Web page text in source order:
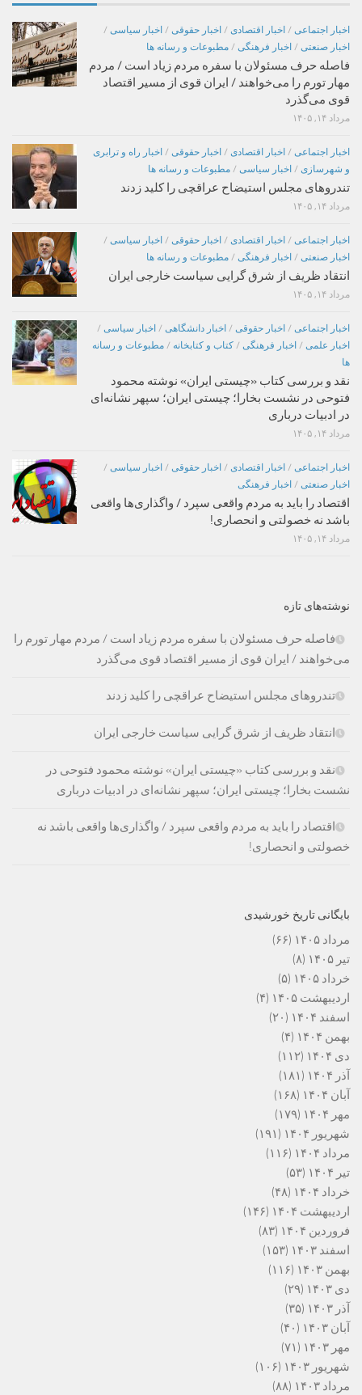
اخبار اجتماعی / اخبار اقتصادی / اخبار حقوقی / اخبار سیاسی /
اخبار صنعتی / اخبار فرهنگی / مطبوعات و رسانه ها
فاصله حرف مسئولان با سفره مردم زیاد است / مردم
مهار تورم را می‌خواهند / ایران قوی از مسیر اقتصاد
قوی می‌گذرد
مرداد ۱۴, ۱۴۰۵
اخبار اجتماعی / اخبار اقتصادی / اخبار حقوقی / اخبار راه و ترابری
و شهرسازی / اخبار سیاسی / مطبوعات و رسانه ها
تندروهای مجلس استیضاح عراقچی را کلید زدند
مرداد ۱۴, ۱۴۰۵
اخبار اجتماعی / اخبار اقتصادی / اخبار حقوقی / اخبار سیاسی /
اخبار صنعتی / اخبار فرهنگی / مطبوعات و رسانه ها
انتقاد ظریف از شرق گرایی سیاست خارجی ایران
مرداد ۱۴, ۱۴۰۵
اخبار اجتماعی / اخبار حقوقی / اخبار دانشگاهی / اخبار سیاسی /
اخبار علمی / اخبار فرهنگی / کتاب و کتابخانه / مطبوعات و رسانه
ها
نقد و بررسی کتاب «چیستی ایران» نوشته محمود
فتوحی در نشست بخارا؛ چیستی ایران؛ سپهر نشانه‌ای
در ادبیات درباری
مرداد ۱۴, ۱۴۰۵
اخبار اجتماعی / اخبار اقتصادی / اخبار حقوقی / اخبار سیاسی /
اخبار صنعتی / اخبار فرهنگی
اقتصاد را باید به مردم واقعی سپرد / واگذاری‌ها واقعی
باشد نه خصولتی و انحصاری!
مرداد ۱۴, ۱۴۰۵
نوشته‌های تازه
فاصله حرف مسئولان با سفره مردم زیاد است / مردم مهار تورم را
می‌خواهند / ایران قوی از مسیر اقتصاد قوی می‌گذرد
تندروهای مجلس استیضاح عراقچی را کلید زدند
انتقاد ظریف از شرق گرایی سیاست خارجی ایران
نقد و بررسی کتاب «چیستی ایران» نوشته محمود فتوحی در
نشست بخارا؛ چیستی ایران؛ سپهر نشانه‌ای در ادبیات درباری
اقتصاد را باید به مردم واقعی سپرد / واگذاری‌ها واقعی باشد نه
خصولتی و انحصاری!
بایگانی تاریخ خورشیدی
مرداد ۱۴۰۵
(۶۶)
تیر ۱۴۰۵
(۸)
خرداد ۱۴۰۵
(۵)
اردیبهشت ۱۴۰۵
(۴)
اسفند ۱۴۰۴
(۲۰)
بهمن ۱۴۰۴
(۴)
دی ۱۴۰۴
(۱۱۲)
آذر ۱۴۰۴
(۱۸۱)
آبان ۱۴۰۴
(۱۶۸)
مهر ۱۴۰۴
(۱۷۹)
شهریور ۱۴۰۴
(۱۹۱)
مرداد ۱۴۰۴
(۱۱۶)
تیر ۱۴۰۴
(۵۳)
خرداد ۱۴۰۴
(۴۸)
اردیبهشت ۱۴۰۴
(۱۴۶)
فروردین ۱۴۰۴
(۸۳)
اسفند ۱۴۰۳
(۱۵۳)
بهمن ۱۴۰۳
(۱۱۶)
دی ۱۴۰۳
(۲۹)
آذر ۱۴۰۳
(۳۵)
آبان ۱۴۰۳
(۴۰)
مهر ۱۴۰۳
(۷۱)
شهریور ۱۴۰۳
(۱۰۶)
مرداد ۱۴۰۳
(۸۸)